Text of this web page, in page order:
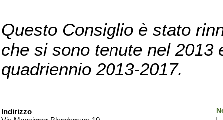
Questo Consiglio è stato
che si sono tenute nel 2013
quadriennio 2013-2017.
Indirizzo